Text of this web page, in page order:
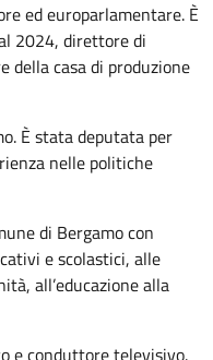
ed europarlamentare. È
2024, direttore di
della casa di produzione
È stata deputata per
nelle politiche
di Bergamo con
e scolastici, alle
all’educazione alla